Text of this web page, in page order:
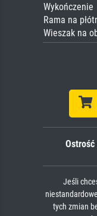
Wykończenie
Rama na
Wieszak na
Jeśli
tych zmian